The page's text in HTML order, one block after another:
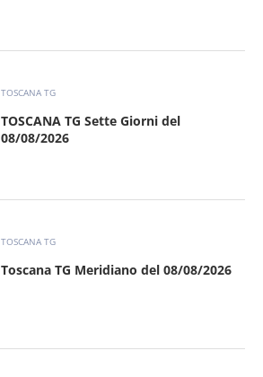
TOSCANA TG
TOSCANA TG Sette Giorni del
08/08/2026
TOSCANA TG
Toscana TG Meridiano del 08/08/2026